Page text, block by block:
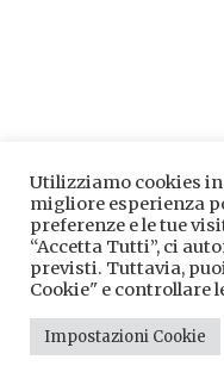
Utilizziamo cookies
migliore esperienza
preferenze e le tue
“Accetta Tutti”, ci
previsti. Tuttavia,
Cookie" e controllare
Impostazioni Cookie